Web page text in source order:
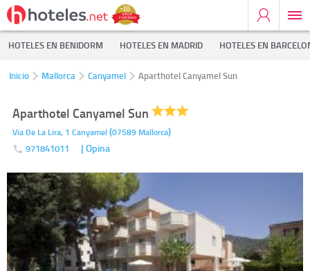
HOTELES EN BENIDORM HOTELES EN MADRID HOTELES EN
Inicio Mallorca Canyamel Aparthotel Canyamel Sun
Aparthotel Canyamel Sun
Via De La Lira, 1 Canyamel(07589 Mallorca)
971841011 | Opina